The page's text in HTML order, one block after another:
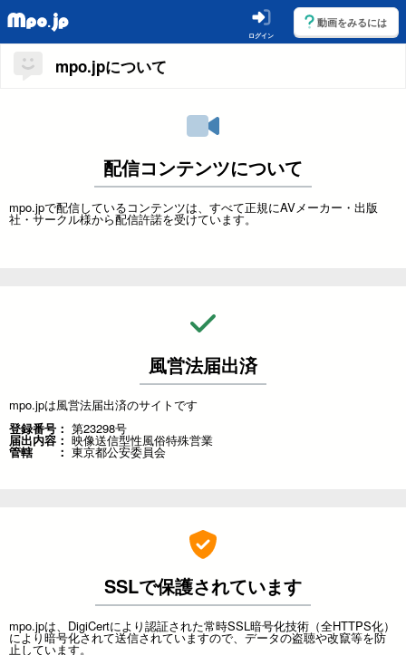
ログイン
動画をみるには
mpo.jpについて
配信コンテンツについて
mpo.jpで配信しているコンテンツは、すべて正規にAVメーカー・出版
社・サークル様から配信許諾を受けています。
風営法届出済
mpo.jpは風営法届出済のサイトです
登録番号： 第23298号
届出内容： 映像送信型性風俗特殊営業
管轄 ： 東京都公安委員会
SSLで保護されています
mpo.jpは、DigiCertにより認証された常時SSL暗号化技術（全HTTPS化）
により暗号化されて送信されていますので、データの盗聴や改竄等を防
止しています。